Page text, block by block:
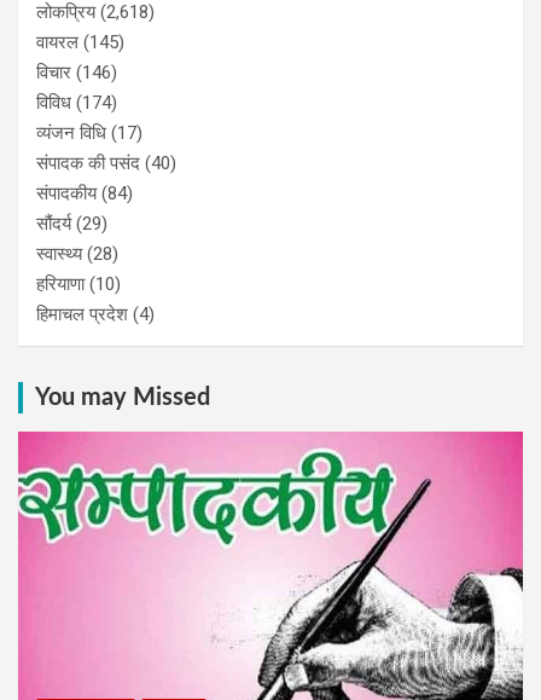
लोकप्रिय(2,618)
वायरल (145)
विचार (146)
विविध (174)
व्यंजन विधि (17)
संपादक की पसंद (40)
संपादकीय(84)
सौंदर्य(29)
स्वास्थ्य(28)
हरियाणा(10)
हिमाचल प्रदेश (4)
You may Missed